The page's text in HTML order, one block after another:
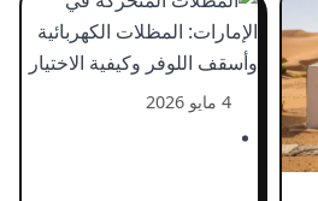
4 مايو 2026